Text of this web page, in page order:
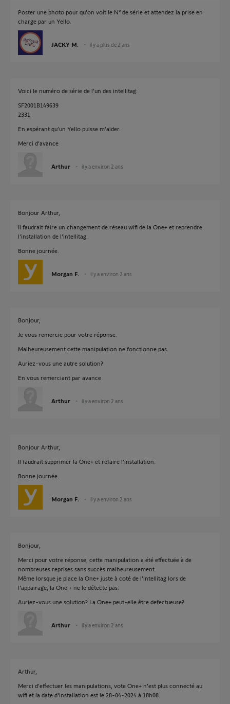
Poster une photo pour qu'on voit le N° de série et attendez la prise en
charge par un Yello.
JACKY M. il y a plus de 2 ans
Voici le numéro de série de l’un des intellitag:
SF2001B149639
2331
En espérant qu’un Yello puisse m’aider.
Merci d’avance
Arthur il y a environ 2 ans
Bonjour Arthur,
Il faudrait faire un changement de réseau wifi de la One+ et reprendre
l'installation de l'intellitag.
Bonne journée.
Morgan F. il y a environ 2 ans
Bonjour,
Je vous remercie pour votre réponse.
Malheureusement cette manipulation ne fonctionne pas.
Auriez-vous une autre solution?
En vous remerciant par avance
Arthur il y a environ 2 ans
Bonjour Arthur,
Il faudrait supprimer la One+ et refaire l'installation.
Bonne journée.
Morgan F. il y a environ 2 ans
Bonjour,
Merci pour votre réponse, cette manipulation a été effectuée à de
nombreuses reprises sans succès malheureusement.
Même lorsque je place la One+ juste à coté de l'intellitag lors de
l'appairage, la One + ne le détecte pas.
Auriez-vous une solution? La One+ peut-elle être defectueuse?
Arthur il y a environ 2 ans
Arthur,
Merci d'effectuer les manipulations, vote One+ n'est plus connecté au
wifi et la date d'installation est le 28-04-2024 à 18h08.